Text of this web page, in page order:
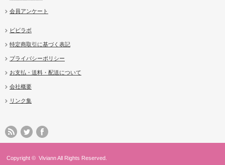
会員アンケート
ビビラボ
特定商取引に基づく表記
プライバシーポリシー
お支払・送料・配送について
会社概要
リンク集
Copyright ©ViviannAll Rights Reserved.